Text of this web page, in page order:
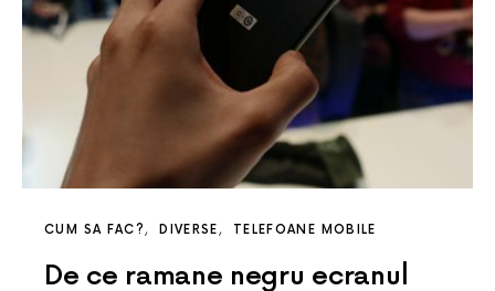
CUM SA FAC? DIVERSE TELEFOANE MOBILE
De ce ramane negru ecranul